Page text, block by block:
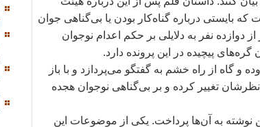
بایستی درباره گناهکار بودن یا بیگناهی جوان
دوازده نفر به دلایلی بر حکم اعدام نوجوان
گرههای پیچیده در این پرونده دارد.
و گاه از راه خشم به گفتگو میپردازد و با باز
تغییر کرده و بر بیگناهی نوجوان هجده
نوشته به آنها پرداخت. یکی از موضوعات این